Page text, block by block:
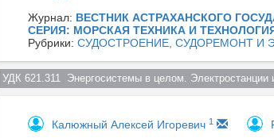
Журнал: ВЕСТНИК АСТРАХАНСКОГО
СЕРИЯ: МОРСКАЯ ТЕХНИКА И
Рубрики: СУДОСТРОЕНИЕ, СУДОРЕМОНТ И
УДК 621.311  Энергосистемы в целом. Электростанции
Калюжный Алексей Игоревич 1